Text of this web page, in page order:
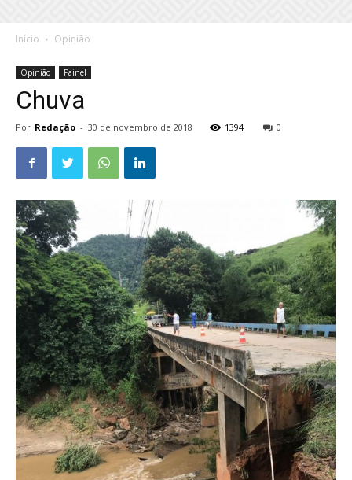
Início Opinião
Opinião Painel
Chuva
Por Redação - 30 de novembro de 2018 1394 0